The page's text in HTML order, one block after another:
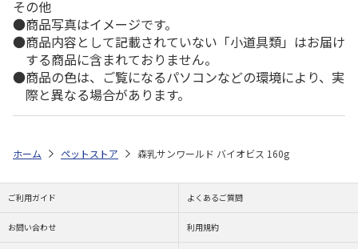
その他
商品写真はイメージです。
商品内容として記載されていない「小道具類」はお届け
する商品に含まれておりません。
商品の色は、ご覧になるパソコンなどの環境により、実
際と異なる場合があります。
ホーム ペットストア 森乳サンワールド バイオビス 160g
ご利用ガイド よくあるご質問
お問い合わせ 利用規約